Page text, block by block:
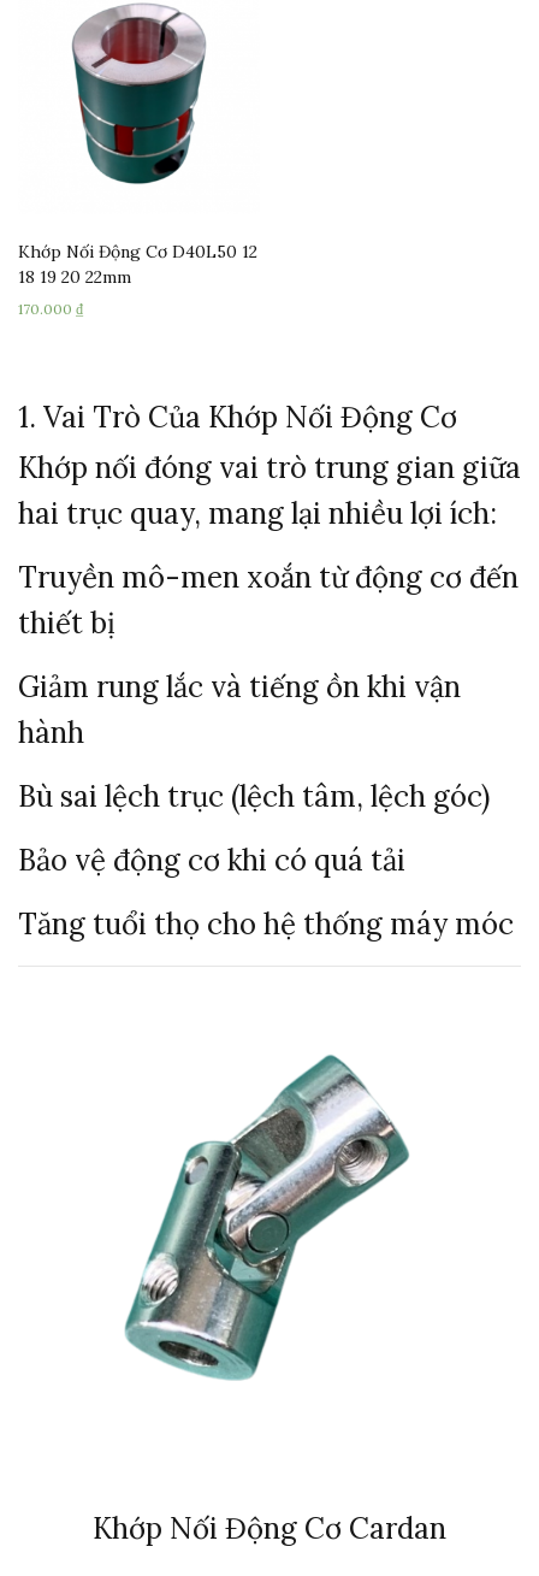
Khớp Nối Động Cơ D40L50 12
18 19 20 22mm
170.000 ₫
1. Vai Trò Của Khớp Nối Động Cơ
Khớp nối đóng vai trò trung gian giữa
hai trục quay, mang lại nhiều lợi ích:
Truyền mô-men xoắn từ động cơ đến
thiết bị
Giảm rung lắc và tiếng ồn khi vận
hành
Bù sai lệch trục (lệch tâm, lệch góc)
Bảo vệ động cơ khi có quá tải
Tăng tuổi thọ cho hệ thống máy móc
Khớp Nối Động Cơ Cardan